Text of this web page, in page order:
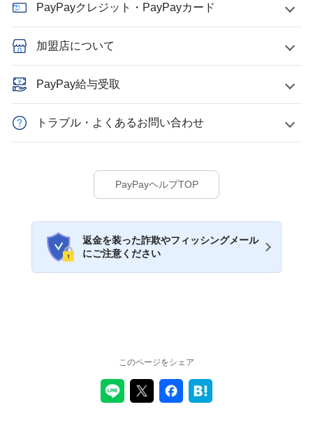
PayPayクレジット・PayPayカード
加盟店について
PayPay給与受取
トラブル・よくあるお問い合わせ
PayPayヘルプTOP
返金を装った詐欺やフィッシングメール
にご注意ください
このページをシェア